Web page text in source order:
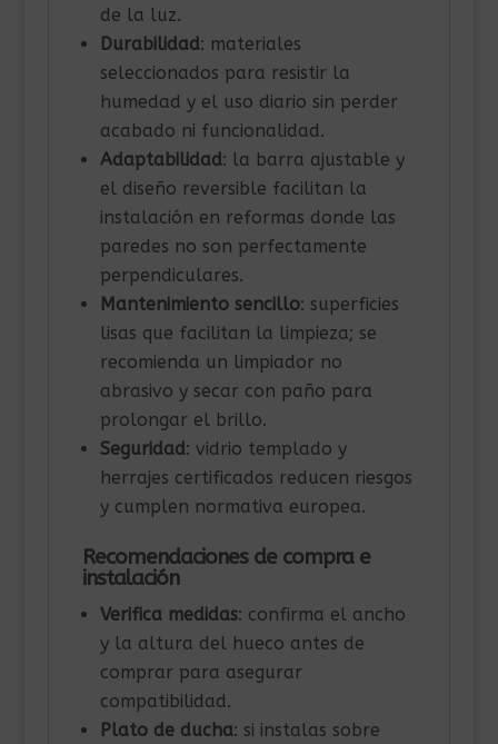
de la luz.
Durabilidad: materiales
seleccionados para resistir la
humedad y el uso diario sin perder
acabado ni funcionalidad.
Adaptabilidad: la barra ajustable y
el diseño reversible facilitan la
instalación en reformas donde las
paredes no son perfectamente
perpendiculares.
Mantenimiento sencillo: superficies
lisas que facilitan la limpieza; se
recomienda un limpiador no
abrasivo y secar con paño para
prolongar el brillo.
Seguridad: vidrio templado y
herrajes certificados reducen riesgos
y cumplen normativa europea.
Recomendaciones de compra e
instalación
Verifica medidas: confirma el ancho
y la altura del hueco antes de
comprar para asegurar
compatibilidad.
Plato de ducha: si instalas sobre